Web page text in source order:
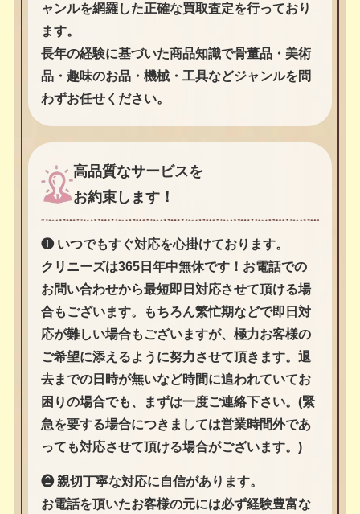
ャンルを網羅した正確な買取査定を行っており
ます。
長年の経験に基づいた商品知識で骨董品・美術
品・趣味のお品・機械・工具などジャンルを問
わずお任せください。
高品質なサービスを
お約束します！
❶ いつでもすぐ対応を心掛けております。
クリニーズは365日年中無休です！お電話での
お問い合わせから最短即日対応させて頂ける場
合もございます。もちろん繁忙期などで即日対
応が難しい場合もございますが、極力お客様の
ご希望に添えるように努力させて頂きます。退
去までの日時が無いなど時間に追われていてお
困りの場合でも、まずは一度ご連絡下さい。(緊
急を要する場合につきましては営業時間外であ
っても対応させて頂ける場合がございます。)
❷ 親切丁寧な対応に自信があります。
お電話を頂いたお客様の元には必ず経験豊富な